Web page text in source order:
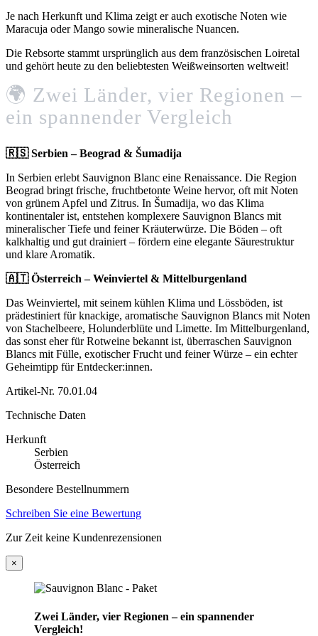
Je nach Herkunft und Klima zeigt er auch exotische Noten wie
Maracuja oder Mango sowie mineralische Nuancen.
Die Rebsorte stammt ursprünglich aus dem französischen Loiretal
und gehört heute zu den beliebtesten Weißweinsorten weltweit!
🌍 Zwei Länder, vier Regionen –
ein spannender Vergleich
🇷🇸 Serbien – Beograd & Šumadija
In Serbien erlebt Sauvignon Blanc eine Renaissance. Die Region
Beograd bringt frische, fruchtbetonte Weine hervor, oft mit Noten
von grünem Apfel und Zitrus. In Šumadija, wo das Klima
kontinentaler ist, entstehen komplexere Sauvignon Blancs mit
mineralischer Tiefe und feiner Kräuterwürze. Die Böden – oft
kalkhaltig und gut drainiert – fördern eine elegante Säurestruktur
und klare Aromatik.
🇦🇹 Österreich – Weinviertel & Mittelburgenland
Das Weinviertel, mit seinem kühlen Klima und Lössböden, ist
prädestiniert für knackige, aromatische Sauvignon Blancs mit Noten
von Stachelbeere, Holunderblüte und Limette. Im Mittelburgenland,
das sonst eher für Rotweine bekannt ist, überraschen Sauvignon
Blancs mit Fülle, exotischer Frucht und feiner Würze – ein echter
Geheimtipp für Entdecker:innen.
Artikel-Nr. 70.01.04
Technische Daten
Herkunft
Serbien
Österreich
Besondere Bestellnummern
Schreiben Sie eine Bewertung
Zur Zeit keine Kundenrezensionen
×
Zwei Länder, vier Regionen – ein spannender
Vergleich!